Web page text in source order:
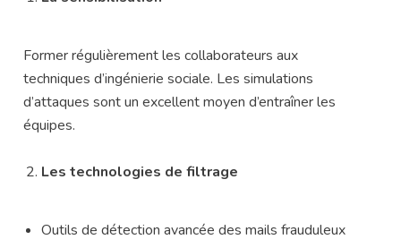
Former régulièrement les collaborateurs aux
techniques d’ingénierie sociale. Les simulations
d’attaques sont un excellent moyen d’entraîner les
équipes.
Les technologies de filtrage
Outils de détection avancée des mails frauduleux